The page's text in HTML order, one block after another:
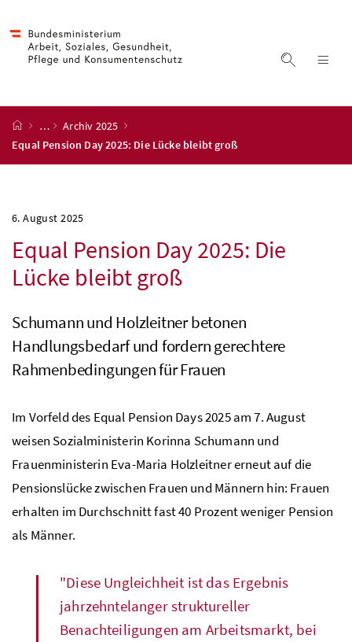
Suche
Startseite
…
Archiv 2025
Equal Pension Day 2025: Die Lücke bleibt groß
6. August 2025
Equal Pension Day 2025: Die
Lücke bleibt groß
Schumann und Holzleitner betonen
Handlungsbedarf und fordern gerechtere
Rahmenbedingungen für Frauen
Im Vorfeld des Equal Pension Days 2025 am 7. August
weisen Sozialministerin Korinna Schumann und
Frauenministerin Eva-Maria Holzleitner erneut auf die
Pensionslücke zwischen Frauen und Männern hin: Frauen
erhalten im Durchschnitt fast 40 Prozent weniger Pension
als Männer.
"Diese Ungleichheit ist das Ergebnis
jahrzehntelanger struktureller
Benachteiligungen am Arbeitsmarkt, bei